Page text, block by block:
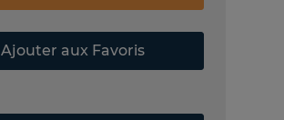
Ajouter aux Favoris